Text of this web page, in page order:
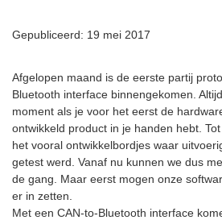
Gepubliceerd: 19 mei 2017
Afgelopen maand is de eerste partij
Bluetooth interface binnengekomen.
moment als je voor het eerst de
ontwikkeld product in je handen hebt.
het vooral ontwikkelbordjes waar
getest werd. Vanaf nu kunnen we dus
de gang. Maar eerst mogen onze
er in zetten.
Met een CAN-to-Bluetooth interface